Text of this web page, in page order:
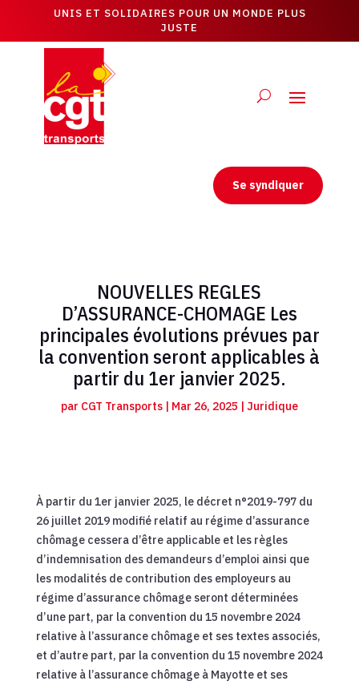
UNIS ET SOLIDAIRES POUR UN MONDE PLUS
JUSTE
Se syndiquer
NOUVELLES REGLES
D’ASSURANCE-CHOMAGE Les
principales évolutions prévues par
la convention seront applicables à
partir du 1er janvier 2025.
par CGT Transports| Mar 26, 2025 | Juridique
À partir du 1er janvier 2025, le décret n°2019-797 du
26 juillet 2019 modifié relatif au régime d’assurance
chômage cessera d’être applicable et les règles
d’indemnisation des demandeurs d’emploi ainsi que
les modalités de contribution des employeurs au
régime d’assurance chômage seront déterminées
d’une part, par la convention du 15 novembre 2024
relative à l’assurance chômage et ses textes associés,
et d’autre part, par la convention du 15 novembre 2024
relative à l’assurance chômage à Mayotte et ses